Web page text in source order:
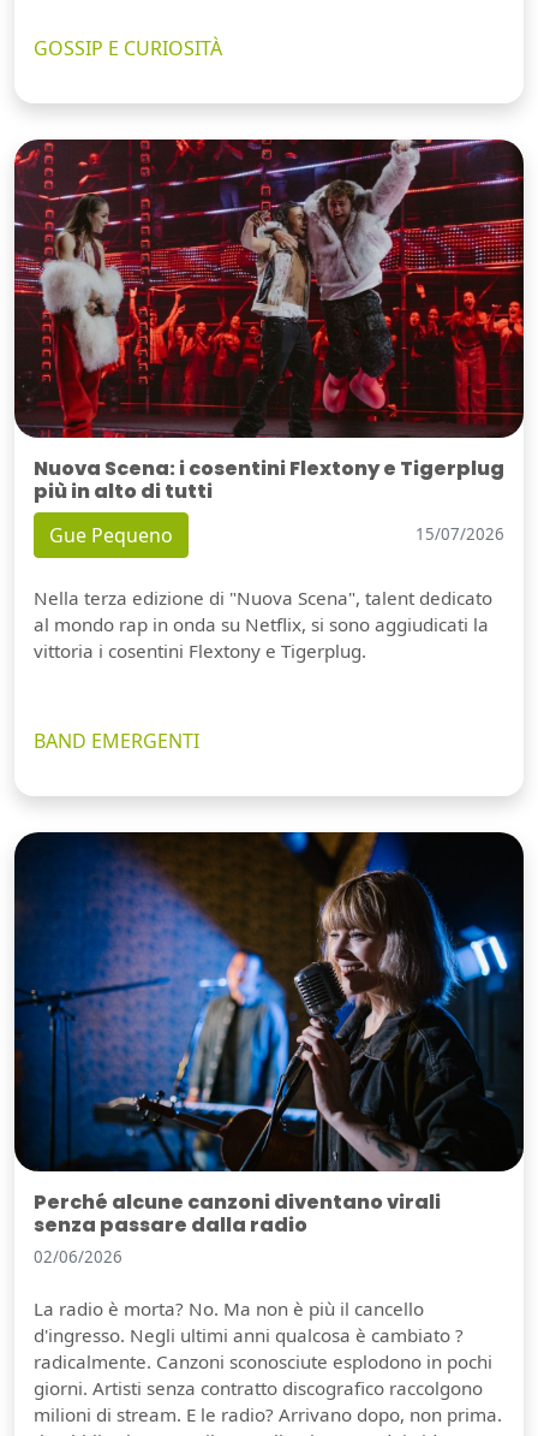
GOSSIP E CURIOSITÀ
Nuova Scena: i cosentini Flextony e Tigerplug
più in alto di tutti
Gue Pequeno 15/07/2026
Nella terza edizione di "Nuova Scena", talent dedicato
al mondo rap in onda su Netflix, si sono aggiudicati la
vittoria i cosentini Flextony e Tigerplug.
BAND EMERGENTI
Perché alcune canzoni diventano virali
senza passare dalla radio
02/06/2026
La radio è morta? No. Ma non è più il cancello
d'ingresso. Negli ultimi anni qualcosa è cambiato ?
radicalmente. Canzoni sconosciute esplodono in pochi
giorni. Artisti senza contratto discografico raccolgono
milioni di stream. E le radio? Arrivano dopo, non prima.